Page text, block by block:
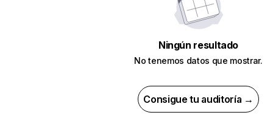
Ningún resultado
No tenemos datos que mostrar.
Consigue tu auditoría →